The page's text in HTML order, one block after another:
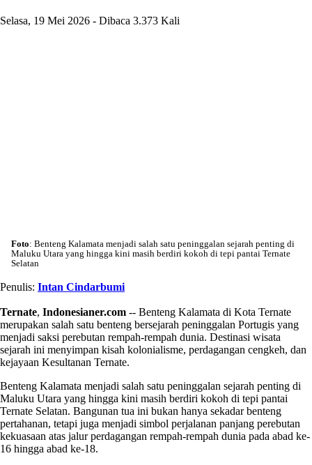
Selasa, 19 Mei 2026 - Dibaca 3.373 Kali
Foto: Benteng Kalamata menjadi salah satu peninggalan sejarah penting di
Maluku Utara yang hingga kini masih berdiri kokoh di tepi pantai Ternate
Selatan
Penulis: Intan Cindarbumi
Ternate, Indonesianer.com -- Benteng Kalamata di Kota Ternate
merupakan salah satu benteng bersejarah peninggalan Portugis yang
menjadi saksi perebutan rempah-rempah dunia. Destinasi wisata
sejarah ini menyimpan kisah kolonialisme, perdagangan cengkeh, dan
kejayaan Kesultanan Ternate.
Benteng Kalamata menjadi salah satu peninggalan sejarah penting di
Maluku Utara yang hingga kini masih berdiri kokoh di tepi pantai
Ternate Selatan. Bangunan tua ini bukan hanya sekadar benteng
pertahanan, tetapi juga menjadi simbol perjalanan panjang perebutan
kekuasaan atas jalur perdagangan rempah-rempah dunia pada abad ke-
16 hingga abad ke-18.